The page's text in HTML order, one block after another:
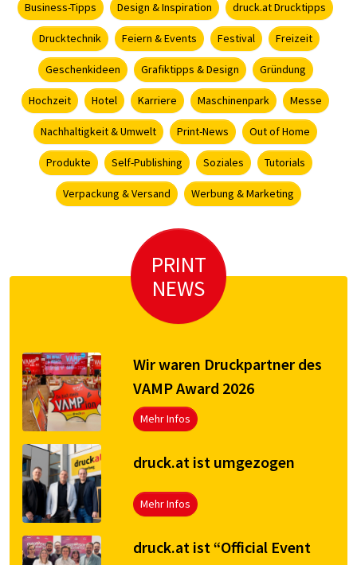
Business-Tipps Design & Inspiration druck.at Drucktipps
Drucktechnik Feiern & Events Festival Freizeit
Geschenkideen Grafiktipps & Design Gründung
Hochzeit Hotel Karriere Maschinenpark Messe
Nachhaltigkeit & Umwelt Print-News Out of Home
Produkte Self-Publishing Soziales Tutorials
Verpackung & Versand Werbung & Marketing
PRINT
NEWS
Wir waren Druckpartner des
VAMP Award 2026
Mehr Infos
druck.at ist umgezogen
Mehr Infos
druck.at ist “Official Event